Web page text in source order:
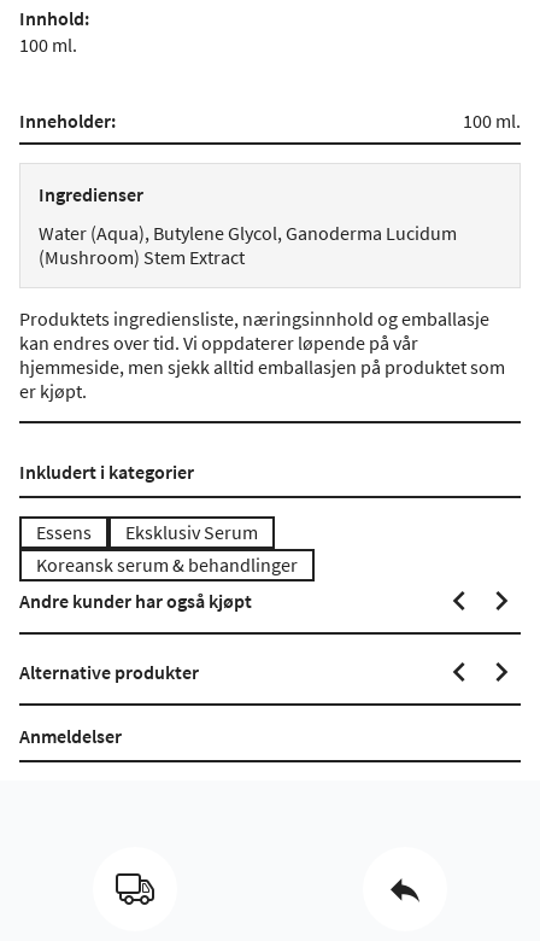
Innhold:
100 ml.
Inneholder: 100 ml.
Ingredienser
Water (Aqua), Butylene Glycol, Ganoderma Lucidum
(Mushroom) Stem Extract
Produktets ingrediensliste, næringsinnhold og emballasje
kan endres over tid. Vi oppdaterer løpende på vår
hjemmeside, men sjekk alltid emballasjen på produktet som
er kjøpt.
Inkludert i kategorier
Essens
Eksklusiv Serum
Koreansk serum & behandlinger
Andre kunder har også kjøpt
Alternative produkter
Anmeldelser